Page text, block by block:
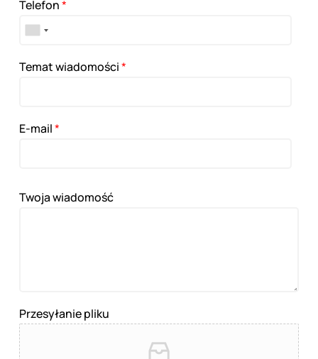
Telefon*
Temat wiadomości*
E-mail*
Twoja wiadomość
Przesyłanie pliku